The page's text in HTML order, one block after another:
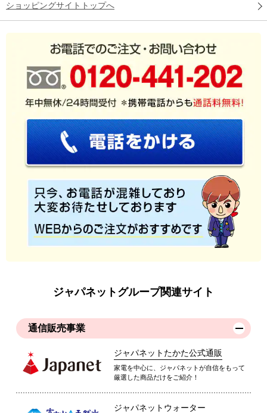
ショッピングサイトトップへ
ジャパネットグループ関連サイト
通信販売事業
ジャパネットたかた公式通販
家電を中心に、ジャパネットが自信をもって
厳選した商品だけをご紹介！
ジャパネットウォーター